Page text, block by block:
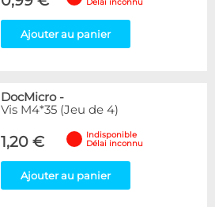
Délai inconnu
Ajouter au panier
DocMicro-
Vis M4*35 (Jeu de 4)
1,20 €
Indisponible
Délai inconnu
Ajouter au panier